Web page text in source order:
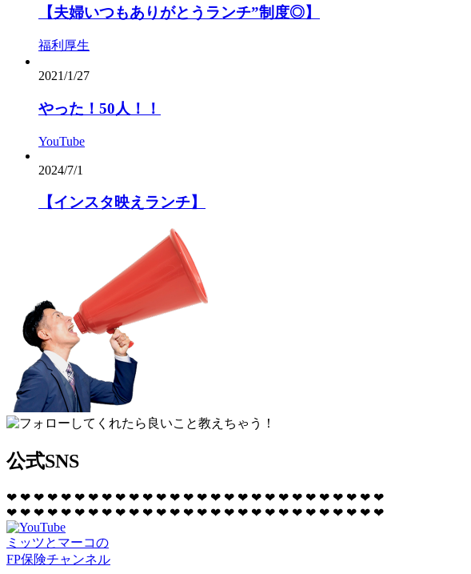
【夫婦いつもありがとうランチ”制度◎】
福利厚生
2021/1/27
やった！50人︎！！
YouTube
2024/7/1
【インスタ映えランチ】
公式SNS
❤ ❤ ❤ ❤ ❤ ❤ ❤ ❤ ❤ ❤ ❤ ❤ ❤ ❤ ❤ ❤ ❤ ❤ ❤ ❤ ❤ ❤ ❤ ❤ ❤ ❤ ❤ ❤
❤ ❤ ❤ ❤ ❤ ❤ ❤ ❤ ❤ ❤ ❤ ❤ ❤ ❤ ❤ ❤ ❤ ❤ ❤ ❤ ❤ ❤ ❤ ❤ ❤ ❤ ❤ ❤
ミッツとマーコの
FP保険チャンネル